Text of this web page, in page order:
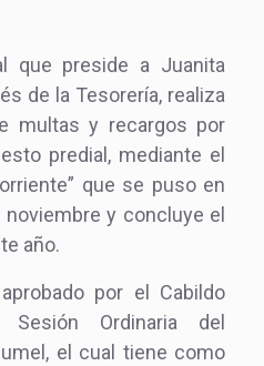
que preside a Juanita
de la Tesorería, realiza
multas y recargos por
predial, mediante el
que se puso en
y concluye el
año.
por el Cabildo
Ordinaria del
el cual tiene como